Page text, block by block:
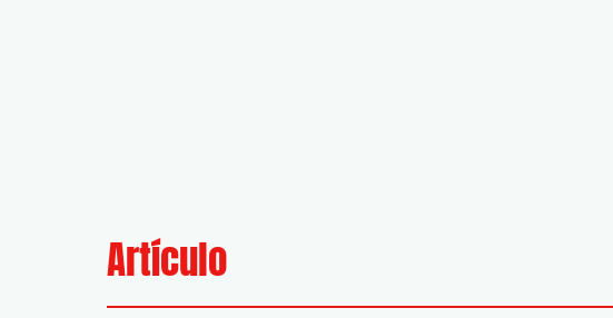
Artículo